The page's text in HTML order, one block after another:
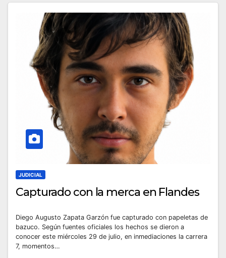
JUDICIAL
Capturado con la merca en Flandes
Diego Augusto Zapata Garzón fue capturado con papeletas de
bazuco. Según fuentes oficiales los hechos se dieron a
conocer este miércoles 29 de julio, en inmediaciones la carrera
7, momentos…